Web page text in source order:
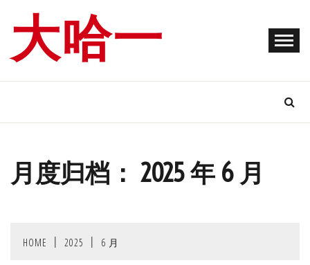
content大哈一
月度归档： 2025 年 6 月
HOME 2025 6 月